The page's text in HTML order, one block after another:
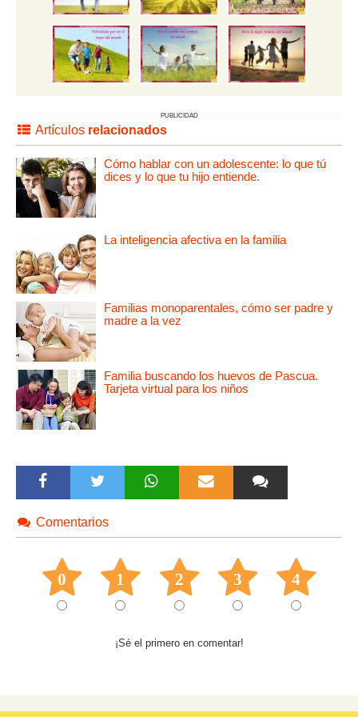
PUBLICIDAD
Artículos relacionados
Cómo hablar con un adolescente: lo que tú
dices y lo que tu hijo entiende.
La inteligencia afectiva en la familia
Familias monoparentales, cómo ser padre y
madre a la vez
Familia buscando los huevos de Pascua.
Tarjeta virtual para los niños
Comentarios
0 1 2 3 4
¡Sé el primero en comentar!